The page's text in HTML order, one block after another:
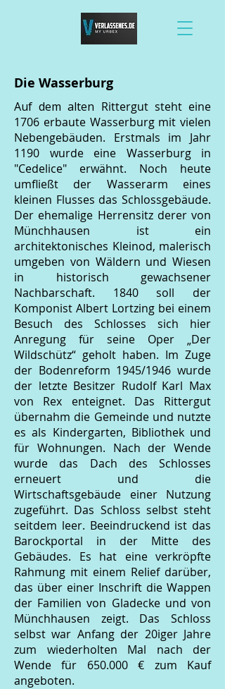
Die Wasserburg
Auf dem alten Rittergut steht eine
1706 erbaute Wasserburg mit vielen
Nebengebäuden. Erstmals im Jahr
1190 wurde eine Wasserburg in
"Cedelice" erwähnt. Noch heute
umfließt der Wasserarm eines
kleinen Flusses das Schlossgebäude.
Der ehemalige Herrensitz derer von
Münchhausen ist ein
architektonisches Kleinod, malerisch
umgeben von Wäldern und Wiesen
in historisch gewachsener
Nachbarschaft. 1840 soll der
Komponist Albert Lortzing bei einem
Besuch des Schlosses sich hier
Anregung für seine Oper „Der
Wildschütz“ geholt haben. Im Zuge
der Bodenreform 1945/1946 wurde
der letzte Besitzer Rudolf Karl Max
von Rex enteignet. Das Rittergut
übernahm die Gemeinde und nutzte
es als Kindergarten, Bibliothek und
für Wohnungen. Nach der Wende
wurde das Dach des Schlosses
erneuert und die
Wirtschaftsgebäude einer Nutzung
zugeführt. Das Schloss selbst steht
seitdem leer. Beeindruckend ist das
Barockportal in der Mitte des
Gebäudes. Es hat eine verkröpfte
Rahmung mit einem Relief darüber,
das über einer Inschrift die Wappen
der Familien von Gladecke und von
Münchhausen zeigt. Das Schloss
selbst war Anfang der 20iger Jahre
zum wiederholten Mal nach der
Wende für 650.000 € zum Kauf
angeboten.